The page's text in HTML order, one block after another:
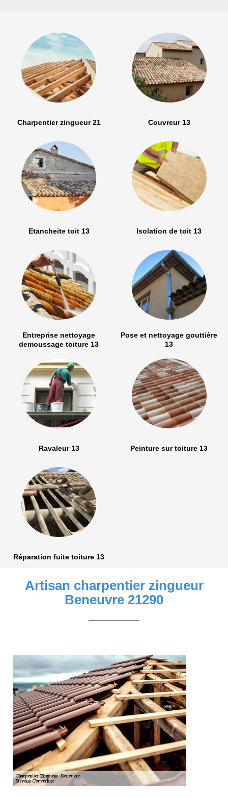
Charpentier zingueur 21 Couvreur 13
Etancheite toit 13 Isolation de toit 13
Entreprise nettoyage
demoussage toiture 13
Pose et nettoyage gouttière
13
Ravaleur 13 Peinture sur toiture 13
Réparation fuite toiture 13
Artisan charpentier zingueur
Beneuvre 21290